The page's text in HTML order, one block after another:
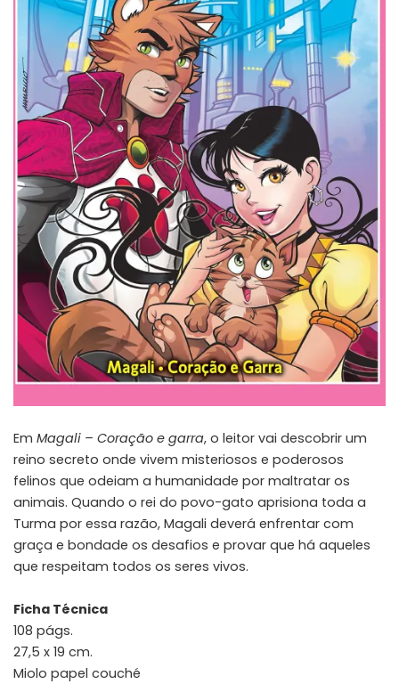
Em Magali – Coração e garra, o leitor vai descobrir um
reino secreto onde vivem misteriosos e poderosos
felinos que odeiam a humanidade por maltratar os
animais. Quando o rei do povo-gato aprisiona toda a
Turma por essa razão, Magali deverá enfrentar com
graça e bondade os desafios e provar que há aqueles
que respeitam todos os seres vivos.
Ficha Técnica
108 págs.
27,5 x 19 cm.
Miolo papel couché